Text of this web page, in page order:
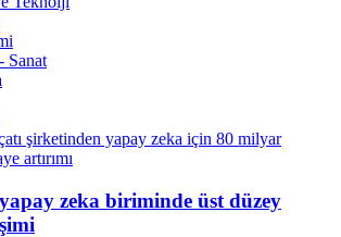
Sanat
yapay zeka biriminde üst düzey